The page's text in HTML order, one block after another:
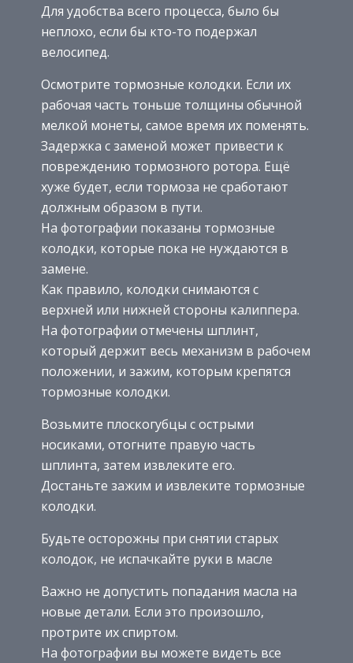
Для удобства всего процесса, было бы
неплохо, если бы кто-то подержал
велосипед.
Осмотрите тормозные колодки. Если их
рабочая часть тоньше толщины обычной
мелкой монеты, самое время их поменять.
Задержка с заменой может привести к
повреждению тормозного ротора. Ещё
хуже будет, если тормоза не сработают
должным образом в пути.
На фотографии показаны тормозные
колодки, которые пока не нуждаются в
замене.
Как правило, колодки снимаются с
верхней или нижней стороны калиппера.
На фотографии отмечены шплинт,
который держит весь механизм в рабочем
положении, и зажим, которым крепятся
тормозные колодки.
Возьмите плоскогубцы с острыми
носиками, отогните правую часть
шплинта, затем извлеките его.
Достаньте зажим и извлеките тормозные
колодки.
Будьте осторожны при снятии старых
колодок, не испачкайте руки в масле
Важно не допустить попадания масла на
новые детали. Если это произошло,
протрите их спиртом.
На фотографии вы можете видеть все